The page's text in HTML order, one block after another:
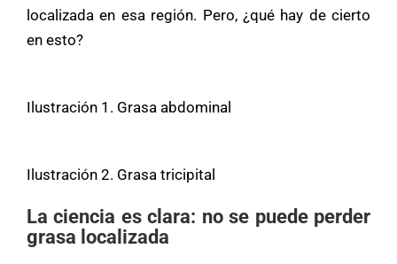
localizada en esa región. Pero, ¿qué hay de cierto
en esto?
Ilustración 1. Grasa abdominal
Ilustración 2. Grasa tricipital
La ciencia es clara: no se puede perder
grasa localizada